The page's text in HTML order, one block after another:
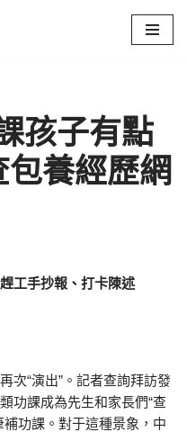
孩子有點
養經歷網
工手抄報、打卡陳述
次“演出”。記者查詢拜訪發
功課成為先生和家長們“查
功課。對于這種景象，中